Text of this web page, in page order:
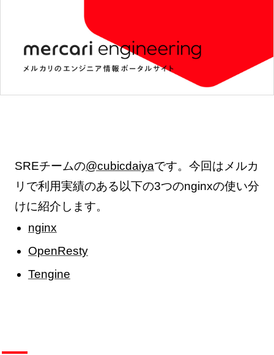
SREチームの@cubicdaiyaです。今回はメルカ
リで利用実績のある以下の3つのnginxの使い分
けに紹介します。
nginx
OpenResty
Tengine